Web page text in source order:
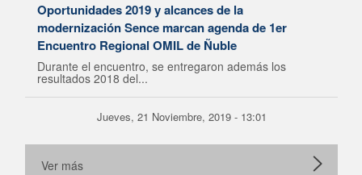
Oportunidades 2019 y alcances de la
modernización Sence marcan agenda de 1er
Encuentro Regional OMIL de Ñuble
Durante el encuentro, se entregaron además los
resultados 2018 del...
Jueves, 21 Noviembre, 2019 - 13:01
Ver más